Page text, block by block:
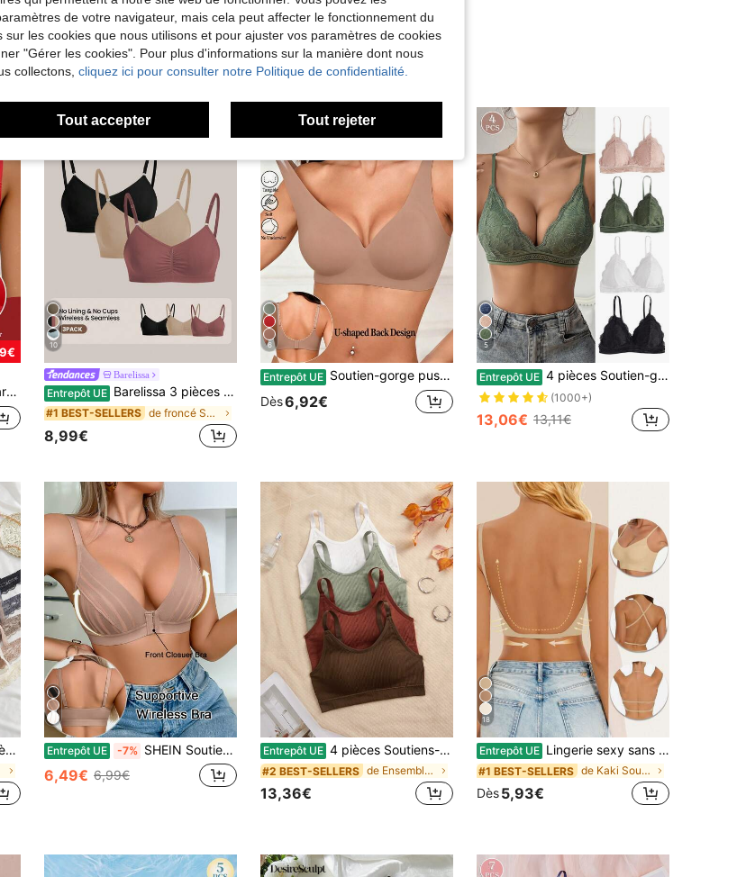
10
Barelissa
Entrepôt UE Barelissa 3 pièces Ensemble de soutien-gorge sans fil et de soutien-gorge sans armature
#1 BEST-SELLERS de froncé Soutiens-gorge et bralettes pour femmes
8,99€
6
Entrepôt UE Soutien-gorge push-up sans couture pour femmes, soutien-gorge invisible avec coussinets amovibles, soutien-gorge confortable sans armatures, style de base, sous-vêtements pour le port quotidien
Dès6,92€
5
Entrepôt UE 4 pièces Soutien-gorge sans fil à dentelle et bord festonné, sous-vêtements, lingerie
(1000+)
13,06€ 13,11€
Entrepôt UE -7% SHEIN Soutien-gorge sans fil sexy à profond décolleté en V avec patchwork de filet et de dentelle ajouré
6,49€ 6,99€
Entrepôt UE 4 pièces Soutiens-gorge de sport à dos nageur pour femmes avec coussinets amovibles
#2 BEST-SELLERS de Ensemble de 4 pièces Soutiens-gorge et bralette
13,36€
18
Entrepôt UE Lingerie sexy sans couture dos nu pour femmes, sous-vêtements de mariée, 3 bretelles réglables, dos bas, lingerie de mariage respirante et confortable, débardeur pour occasion formelle
#1 BEST-SELLERS de Kaki Soutiens-gorge et bralettes pour femmes
Dès5,93€
de votre navigateur, mais cela peut affecter le fonctionnement du
sur les cookies que nous utilisons et pour ajuster vos paramètres de cookies
"Gérer les cookies". Pour plus d'informations sur la manière dont nous
collectons, cliquez ici pour consulter notre Politique de confidentialité.
Tout accepter Tout rejeter